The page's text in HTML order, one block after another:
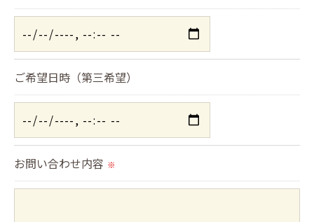
用停止の手続を定めさせて頂いております。
ご本人である事を確認のうえ、対応させて頂きま
す。
個人情報の開示･訂正･削除・利用停止の具体的手続
きにつきましては、お電話でお問合せ下さい。
ご希望日時（第三希望）
お問い合わせ内容 ※